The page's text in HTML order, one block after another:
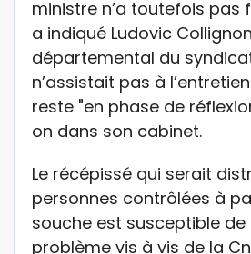
ministre n’a toutefois pas
a indiqué Ludovic
départemental du
n’assistait pas à
reste "en phase de
on dans son cabinet.
Le récépissé qui serait
personnes contrôlées à
souche est susceptible de
problème vis à vis de la